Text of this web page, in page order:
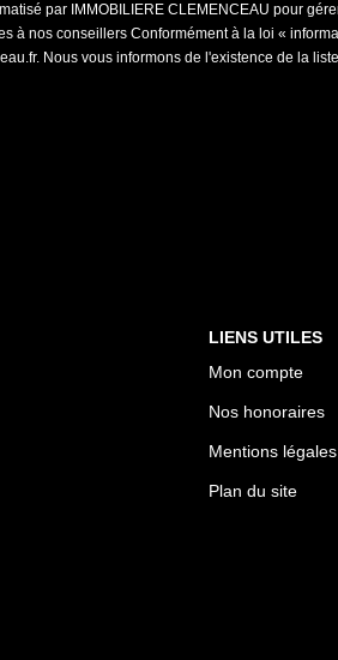
par IMMOBILIERE CLEMENCEAU pour
à nos conseillers Conformément à la loi «
Nous vous informons de l'existence de la
LIENS UTILES
Mon compte
Nos honoraires
Mentions légales
Plan du site